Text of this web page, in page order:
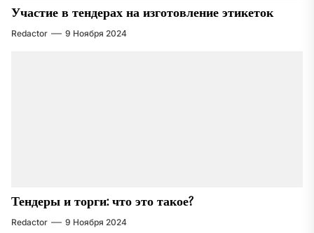
Участие в тендерах на изготовление этикеток
Redactor 9 Ноября 2024
Тендеры и торги: что это такое?
Redactor 9 Ноября 2024